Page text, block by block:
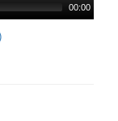
00:00